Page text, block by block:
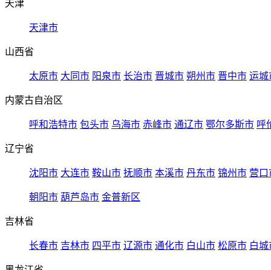
天津
天津市
山西省
太原市 大同市 阳泉市 长治市 晋城市 朔州市 晋中市 运城
内蒙古自治区
呼和浩特市 包头市 乌海市 赤峰市 通辽市 鄂尔多斯市 呼
辽宁省
沈阳市 大连市 鞍山市 抚顺市 本溪市 丹东市 锦州市 营口
朝阳市 葫芦岛市 金普新区
吉林省
长春市 吉林市 四平市 辽源市 通化市 白山市 松原市 白城